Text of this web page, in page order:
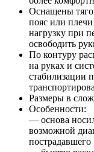
Оснащены
пояс или
нагрузку при
освободить
По контуру
на руках и
стабилизации
Размеры в
Особенности:
— основа
возможной
пострадавшего